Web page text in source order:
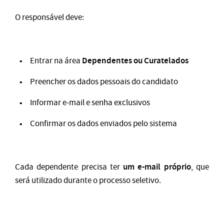
O responsável deve:
Entrar na área Dependentes ou Curatelados
Preencher os dados pessoais do candidato
Informar e-mail e senha exclusivos
Confirmar os dados enviados pelo sistema
Cada dependente precisa ter um e-mail próprio, que
será utilizado durante o processo seletivo.